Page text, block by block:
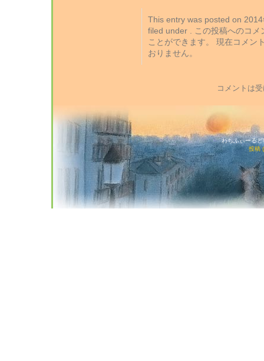
This entry was posted on
filed under . この投稿へのコ
ことができます。 現在コメン
おりません。
コメントは
わちふぃーる
投稿